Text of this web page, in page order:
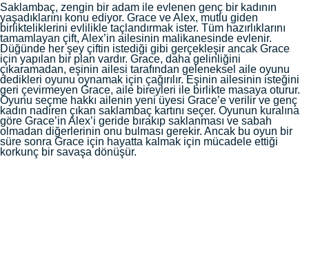
Saklambaç, zengin bir adam ile evlenen genç bir kadının
yaşadıklarını konu ediyor. Grace ve Alex, mutlu giden
birlikteliklerini evlilikle taçlandırmak ister. Tüm hazırlıklarını
tamamlayan çift, Alex’in ailesinin malikanesinde evlenir.
Düğünde her şey çiftin istediği gibi gerçekleşir ancak Grace
için yapılan bir plan vardır. Grace, daha gelinliğini
çıkaramadan, eşinin ailesi tarafından geleneksel aile oyunu
dedikleri oyunu oynamak için çağırılır. Eşinin ailesinin isteğini
geri çevirmeyen Grace, aile bireyleri ile birlikte masaya oturur.
Oyunu seçme hakkı ailenin yeni üyesi Grace’e verilir ve genç
kadın nadiren çıkan saklambaç kartını seçer. Oyunun kuralına
göre Grace’in Alex’i geride bırakıp saklanması ve sabah
olmadan diğerlerinin onu bulması gerekir. Ancak bu oyun bir
süre sonra Grace için hayatta kalmak için mücadele ettiği
korkunç bir savaşa dönüşür.